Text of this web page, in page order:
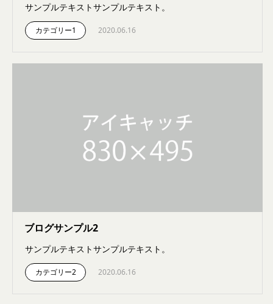
サンプルテキストサンプルテキスト。
カテゴリー1 2020.06.16
ブログサンプル2
サンプルテキストサンプルテキスト。
カテゴリー2 2020.06.16